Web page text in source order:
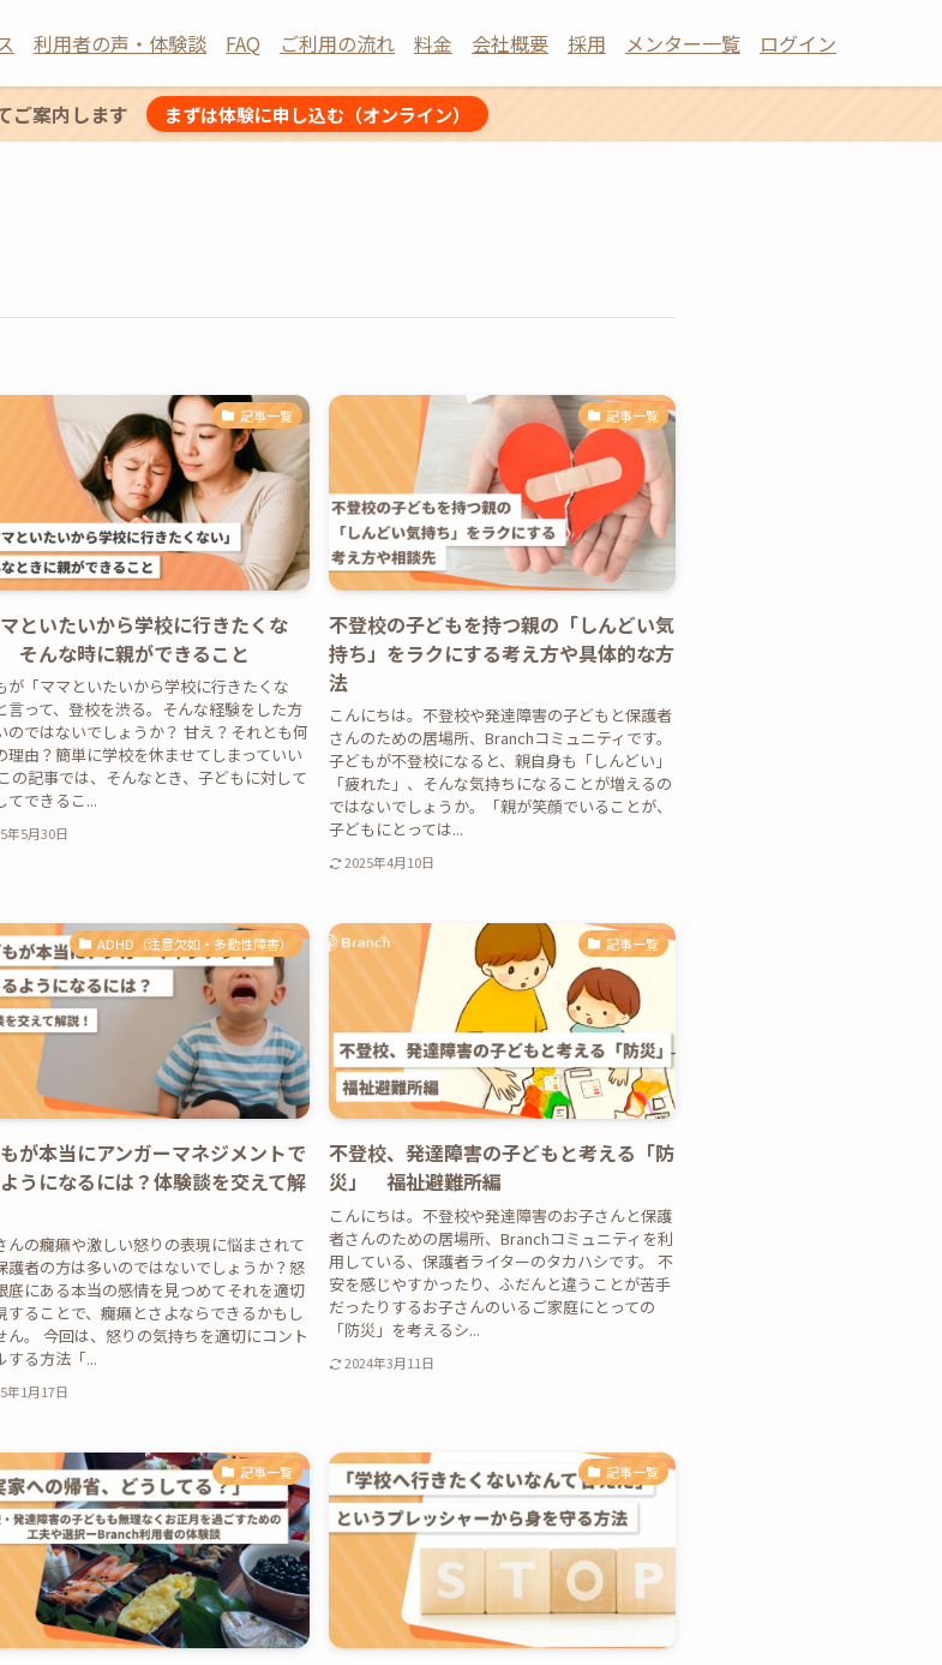
利用者の声・体験談 FAQ ご利用の流れ 料金 会社概要 採用 メンター一覧 ログイン
ご案内します まずは体験に申し込む（オンライン）
記事一覧
マといたいから学校に行きたくな
そんな時に親ができること
が「ママといたいから学校に行きたくな
言って、登校を渋る。そんな経験をした方
のではないでしょうか？ 甘え？それとも何
理由？簡単に学校を休ませてしまっていい
の記事では、そんなとき、子どもに対して
てできるこ...
年5月30日
記事一覧
不登校の子どもを持つ親の「しんどい気
持ち」をラクにする考え方や具体的な方
法
こんにちは。不登校や発達障害の子どもと保護者
さんのための居場所、Branchコミュニティです。
子どもが不登校になると、親自身も「しんどい」
「疲れた」、そんな気持ちになることが増えるの
ではないでしょうか。「親が笑顔でいることが、
子どもにとっては...
2025年4月10日
ADHD（注意欠如・多動性障害）
が本当にアンガーマネジメントで
うになるには？体験談を交えて解
んの癇癪や激しい怒りの表現に悩まされて
護者の方は多いのではないでしょうか？怒
底にある本当の感情を見つめてそれを適切
することで、癇癪とさよならできるかもし
ん。 今回は、怒りの気持ちを適切にコント
する方法「...
年1月17日
記事一覧
不登校、発達障害の子どもと考える「防
災」 福祉避難所編
こんにちは。不登校や発達障害のお子さんと保護
者さんのための居場所、Branchコミュニティを利
用している、保護者ライターのタカハシです。 不
安を感じやすかったり、ふだんと違うことが苦手
だったりするお子さんのいるご家庭にとっての
「防災」を考えるシ...
2024年3月11日
記事一覧 記事一覧